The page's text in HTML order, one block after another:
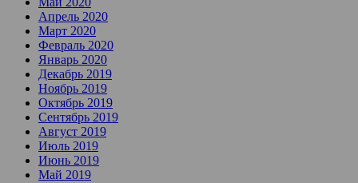
Апрель 2020
Март 2020
Февраль 2020
Январь 2020
Декабрь 2019
Ноябрь 2019
Октябрь 2019
Сентябрь 2019
Август 2019
Июль 2019
Июнь 2019
Май 2019